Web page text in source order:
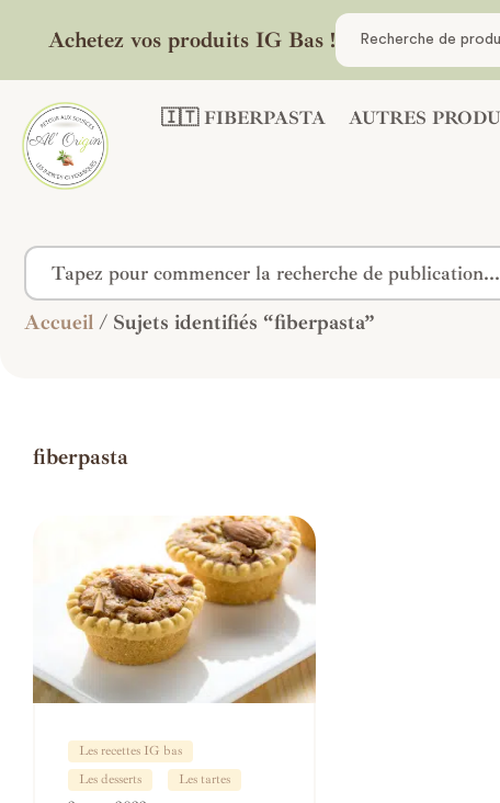
Achetez vos produits IG Bas !
🇮🇹 FIBERPASTA AUTRES
Accueil / Sujets identifiés “fiberpasta”
fiberpasta
Les recettes IG bas
Les desserts
Les tartes